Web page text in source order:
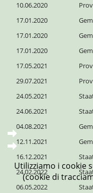
10.06.2020
17.01.2020
17.01.2020
17.01.2020
17.05.2021
29.07.2021
24.05.2021
24.06.2021
04.08.2021
12.11.2021
16.12.2021
24.02.2022
06.05.2022
Utilizziamo i cookie
(cookie di